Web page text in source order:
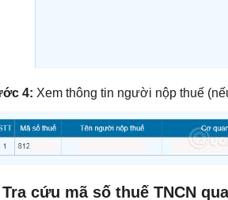
4: Xem thông tin người nộp thuế
cứu mã số thuế TNCN